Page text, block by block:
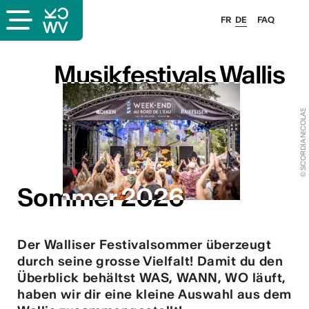
FAQ
FR DE
Musikfestivals Wallis
Sommer 2026
© SCORDIA NICOLAS
Musikfestivals Wallis
Sommer 2026
Der Walliser Festivalsommer überzeugt
durch seine grosse Vielfalt! Damit du den
Überblick behältst WAS, WANN, WO läuft,
haben wir dir eine kleine Auswahl aus dem